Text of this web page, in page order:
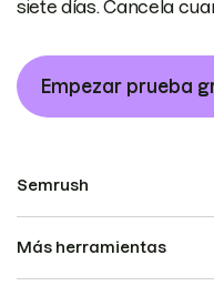
siete días. Cancela
Empezar prueba
Semrush
Más herramientas